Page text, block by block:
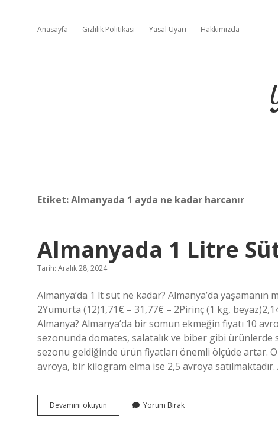
Anasayfa Gizlilik Politikası Yasal Uyarı Hakkımızda
Etiket:Almanyada 1 ayda ne kadar harcanır
Almanyada 1 Litre
Tarih: Aralık 28, 2024
Almanya’da 1 lt süt ne kadar? Almanya’da
2Yumurta (12)1,71€ – 31,77€ – 2Pirinç (1 kg,
Almanya? Almanya’da bir somun ekmeğin fiyatı 10
sezonunda domates, salatalık ve biber gibi ürünlerde
sezonu geldiğinde ürün fiyatları önemli ölçüde artar.
avroya, bir kilogram elma ise 2,5 avroya
Devamını okuyun Almanyada
1
Yorum Bırak